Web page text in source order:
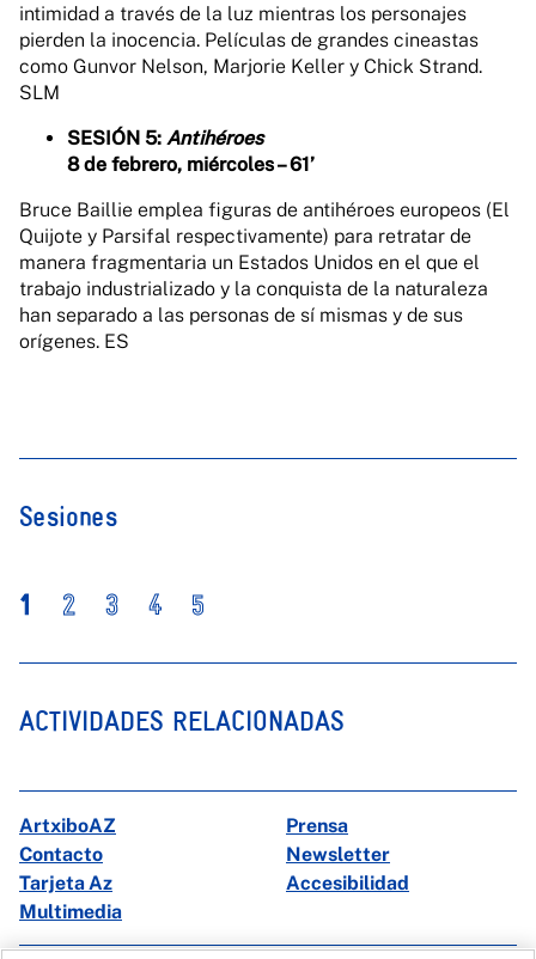
intimidad a través de la luz mientras los personajes
pierden la inocencia. Películas de grandes cineastas
como Gunvor Nelson, Marjorie Keller y Chick Strand.
SLM
SESIÓN 5: Antihéroes
8 de febrero, miércoles – 61’
Bruce Baillie emplea figuras de antihéroes europeos (El
Quijote y Parsifal respectivamente) para retratar de
manera fragmentaria un Estados Unidos en el que el
trabajo industrializado y la conquista de la naturaleza
han separado a las personas de sí mismas y de sus
orígenes. ES
Sesiones
1 2 3 4 5
ACTIVIDADES RELACIONADAS
ArtxiboAZ
Prensa
Contacto
Newsletter
Tarjeta Az
Accesibilidad
Multimedia